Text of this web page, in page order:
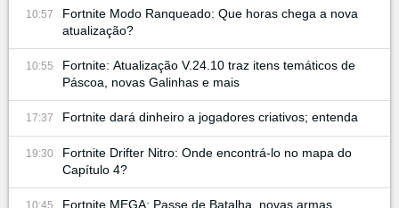
10:57
Fortnite Modo Ranqueado: Que horas chega a nova
atualização?
10:55
Fortnite: Atualização V.24.10 traz itens temáticos de
Páscoa, novas Galinhas e mais
17:37 Fortnite dará dinheiro a jogadores criativos; entenda
19:30
Fortnite Drifter Nitro: Onde encontrá-lo no mapa do
Capítulo 4?
Fortnite MEGA: Passe de Batalha, novas armas,